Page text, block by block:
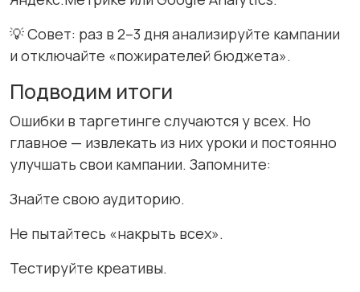
💡 Совет: раз в 2–3 дня анализируйте кампании
и отключайте «пожирателей бюджета».
Подводим итоги
Ошибки в таргетинге случаются у всех. Но
главное — извлекать из них уроки и постоянно
улучшать свои кампании. Запомните:
Знайте свою аудиторию.
Не пытайтесь «накрыть всех».
Тестируйте креативы.